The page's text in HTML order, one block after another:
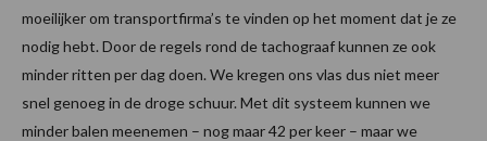
moeilijker om transportfirma’s te vinden op het moment dat je ze
nodig hebt. Door de regels rond de tachograaf kunnen ze ook
minder ritten per dag doen. We kregen ons vlas dus niet meer
snel genoeg in de droge schuur. Met dit systeem kunnen we
minder balen meenemen – nog maar 42 per keer – maar we